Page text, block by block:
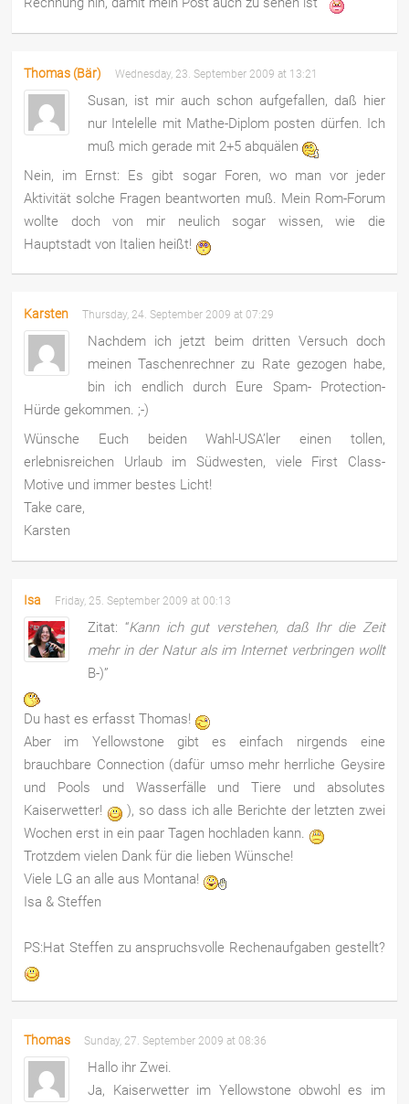
Thomas (Bär) Wednesday, 23. September 2009 at 13:21
Susan, ist mir auch schon aufgefallen, daß hier
nur Intelelle mit Mathe-Diplom posten dürfen. Ich
muß mich gerade mit 2+5 abquälen
Nein, im Ernst: Es gibt sogar Foren, wo man vor jeder
Aktivität solche Fragen beantworten muß. Mein Rom-Forum
wollte doch von mir neulich sogar wissen, wie die
Hauptstadt von Italien heißt!
Karsten Thursday, 24. September 2009 at 07:29
Nachdem ich jetzt beim dritten Versuch doch
meinen Taschenrechner zu Rate gezogen habe,
bin ich endlich durch Eure Spam- Protection-
Hürde gekommen. ;-)
Wünsche Euch beiden Wahl-USA’ler einen tollen,
erlebnisreichen Urlaub im Südwesten, viele First Class-
Motive und immer bestes Licht!
Take care,
Karsten
Isa Friday, 25. September 2009 at 00:13
Zitat: “Kann ich gut verstehen, daß Ihr die Zeit
mehr in der Natur als im Internet verbringen wollt
B-)”
Du hast es erfasst Thomas!
Aber im Yellowstone gibt es einfach nirgends eine
brauchbare Connection (dafür umso mehr herrliche Geysire
und Pools und Wasserfälle und Tiere und absolutes
Kaiserwetter!
), so dass ich alle Berichte der letzten zwei
Wochen erst in ein paar Tagen hochladen kann.
Trotzdem vielen Dank für die lieben Wünsche!
Viele LG an alle aus Montana!
Isa & Steffen
PS:Hat Steffen zu anspruchsvolle Rechenaufgaben gestellt?
Thomas Sunday, 27. September 2009 at 08:36
Hallo ihr Zwei.
Ja, Kaiserwetter im Yellowstone obwohl es im